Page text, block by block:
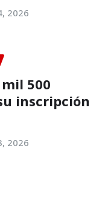
2026
500
inscripción
2026